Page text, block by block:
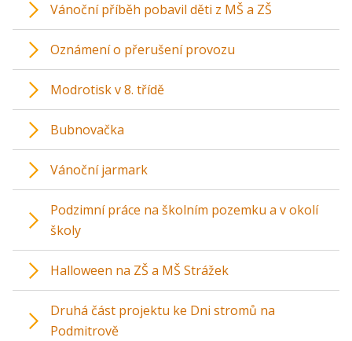
Vánoční příběh pobavil děti z MŠ a ZŠ
Oznámení o přerušení provozu
Modrotisk v 8. třídě
Bubnovačka
Vánoční jarmark
Podzimní práce na školním pozemku a v okolí
školy
Halloween na ZŠ a MŠ Strážek
Druhá část projektu ke Dni stromů na
Podmitrově